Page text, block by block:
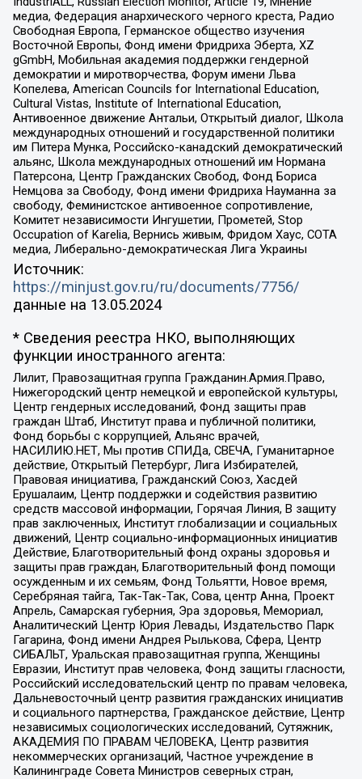
медиа, Федерация анархического черного креста, Радио
Свободная Европа, Германское общество изучения
Восточной Европы, Фонд имени Фридриха Эберта, XZ
gGmbH, Мобильная академия поддержки гендерной
демократии и миротворчества, Форум имени Льва
Копелева, American Councils for International Education,
Cultural Vistas, Institute of International Education,
Антивоенное движение Антальи, Открытый диалог, Школа
международных отношений и государственной политики
им Питера Мунка, Российско-канадский демократический
альянс, Школа международных отношений им Нормана
Патерсона, Центр Гражданских Свобод, Фонд Бориса
Немцова за Свободу, Фонд имени Фридриха Науманна за
свободу, Феминистское антивоенное сопротивление,
Комитет независимости Ингушетии, Прометей, Stop
Occupation of Karelia, Вернись живым, Фридом Хаус, СОТА
медиа, Либерально-демократическая Лига Украины
Источник:
https://minjust.gov.ru/ru/documents/7756/
данные на 13.05.2024
* Сведения реестра НКО, выполняющих
функции иностранного агента:
Лилит, Правозащитная группа Гражданин.Армия.Право,
Нижегородский центр немецкой и европейской культуры,
Центр гендерных исследований, Фонд защиты прав
граждан Штаб, Институт права и публичной политики,
Фонд борьбы с коррупцией, Альянс врачей,
НАСИЛИЮ.НЕТ, Мы против СПИДа, СВЕЧА, Гуманитарное
действие, Открытый Петербург, Лига Избирателей,
Правовая инициатива, Гражданский Союз, Хасдей
Ерушалаим, Центр поддержки и содействия развитию
средств массовой информации, Горячая Линия, В защиту
прав заключенных, Институт глобализации и социальных
движений, Центр социально-информационных инициатив
Действие, Благотворительный фонд охраны здоровья и
защиты прав граждан, Благотворительный фонд помощи
осужденным и их семьям, Фонд Тольятти, Новое время,
Серебряная тайга, Так-Так-Так, Сова, центр Анна, Проект
Апрель, Самарская губерния, Эра здоровья, Мемориал,
Аналитический Центр Юрия Левады, Издательство Парк
Гагарина, Фонд имени Андрея Рылькова, Сфера, Центр
СИБАЛЬТ, Уральская правозащитная группа, Женщины
Евразии, Институт прав человека, Фонд защиты гласности,
Российский исследовательский центр по правам человека,
Дальневосточный центр развития гражданских инициатив
и социального партнерства, Гражданское действие, Центр
независимых социологических исследований, Сутяжник,
АКАДЕМИЯ ПО ПРАВАМ ЧЕЛОВЕКА, Центр развития
некоммерческих организаций, Частное учреждение в
Калининграде Совета Министров северных стран,